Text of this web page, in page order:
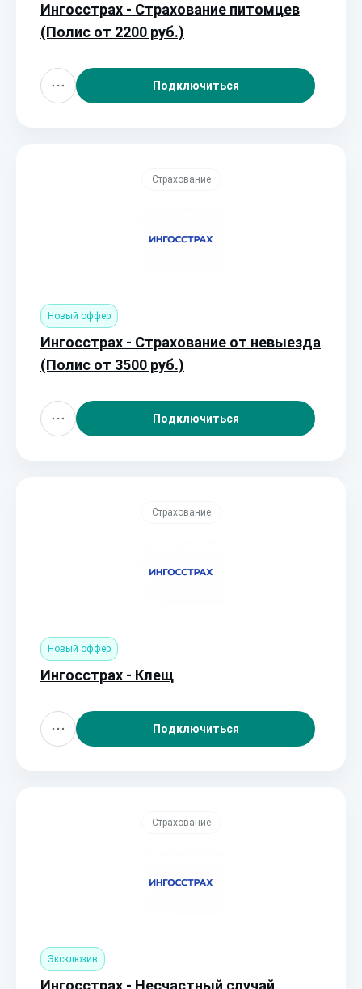
Ингосстрах - Страхование питомцев
(Полис от 2200 руб.)
Подключиться
Страхование
Новый оффер
Ингосстрах - Страхование от невыезда
(Полис от 3500 руб.)
Подключиться
Страхование
Новый оффер
Ингосстрах - Клещ
Подключиться
Страхование
Эксклюзив
Ингосстрах - Несчастный случай